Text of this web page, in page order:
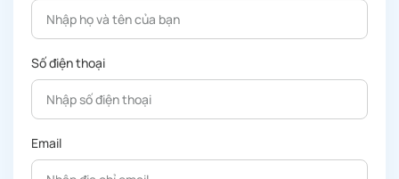
Số điện thoại
Email